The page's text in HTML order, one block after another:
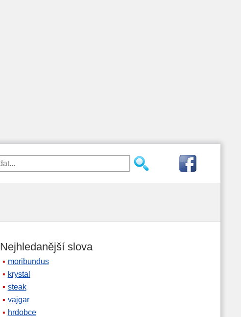
Nejhledanější slova
moribundus
krystal
steak
vajgar
hrdobce